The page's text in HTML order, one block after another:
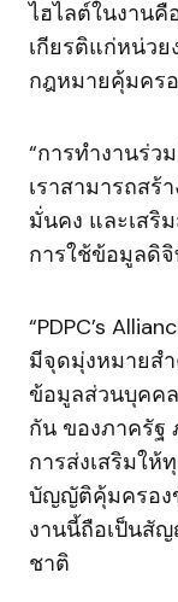
ไฮไลต์ในงานคื
เกียรติแก่หน่ว
กฎหมายคุ้มคร
“การทำงานร่ว
เราสามารถส
มั่นคง และเสริ
การใช้ข้อมูลดิจิ
“PDPC’s
มีจุดมุ่งหมายส
ข้อมูลส่วนบุคค
กัน ของภาครัฐ
การส่งเสริมใ
บัญญัติคุ้มครอง
งานนี้ถือเป็นสั
ชาติ